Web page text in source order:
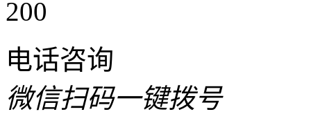
200
电话咨询
微信扫码一键拨号